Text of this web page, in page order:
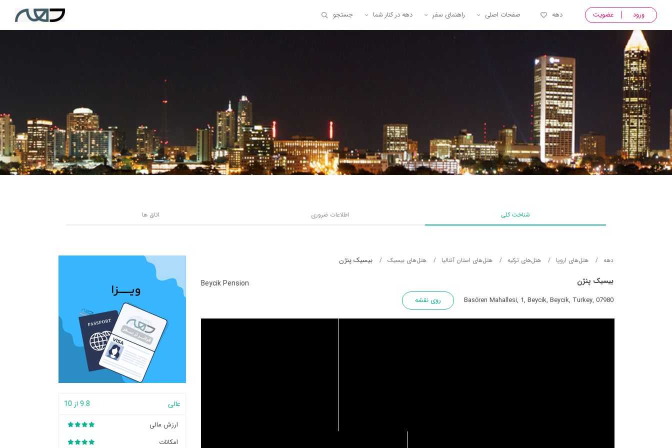
ورود عضویت دهه صفحات اصلی راهنمای سفر دهه در کنار شما جستجو
شناخت کلی اطلاعات ضروری اتاق ها
دهه هتل‌های اروپا هتل‌های ترکیه هتل‌های استان آنتالیا هتل‌های بیسیک بیسیک پنژن
بیسیک پنژن Beycik Pension
Basören Mahallesi, 1, Beycik, Beycik, Turkey, 07980 روی نقشه
عالی 9.8 از 10
ارزش مالی
امکانات